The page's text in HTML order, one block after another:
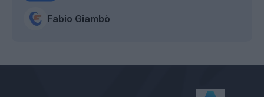
Fabio Giambò